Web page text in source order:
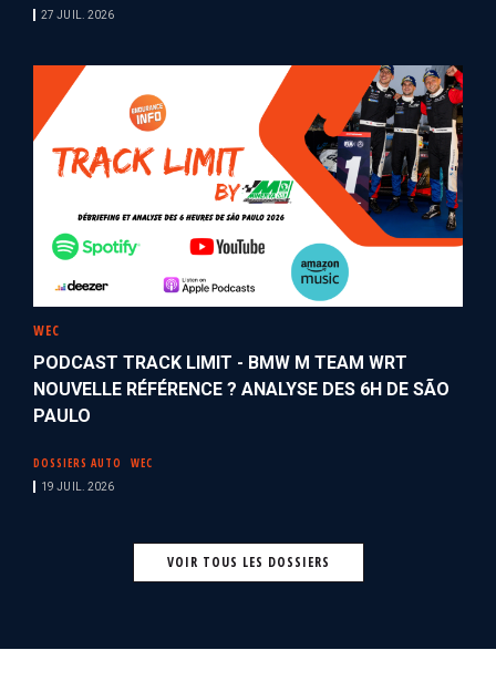
27 JUIL. 2026
WEC
PODCAST TRACK LIMIT - BMW M TEAM WRT
NOUVELLE RÉFÉRENCE ? ANALYSE DES 6H DE SÃO
PAULO
DOSSIERS AUTO WEC
19 JUIL. 2026
VOIR TOUS LES DOSSIERS